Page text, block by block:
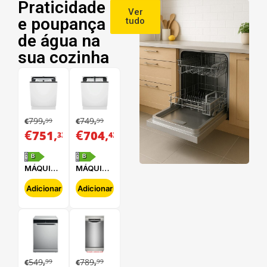
Praticidade
e poupança
de água na
sua cozinha
Ver
tudo
€799,99
€751,33
B
MÁQUINA
DE LAVAR
LOUÇA
ELECTROLUX
E62LB202S
Adicionar
€749,99
€704,43
B
MÁQUINA
DE LAVAR
LOUÇA
ELECTROLUX
E62LB100S
Adicionar
€549,99 €789,99